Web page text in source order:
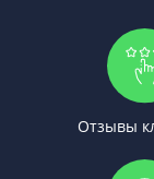
Отзывы